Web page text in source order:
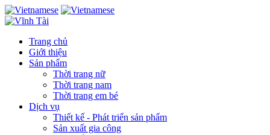
Trang chủ
Giới thiệu
Sản phẩm
Thời trang nữ
Thời trang nam
Thời trang em bé
Dịch vụ
Thiết kế - Phát triển sản phẩm
Sản xuất gia công